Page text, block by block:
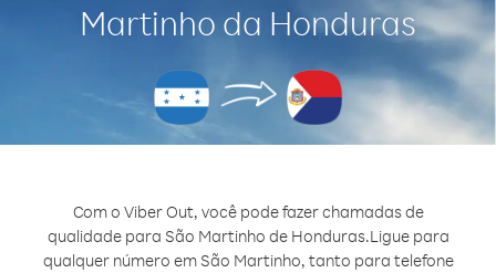
Martinho da Honduras
Com o Viber Out, você pode fazer chamadas de
qualidade para São Martinho de Honduras.Ligue para
qualquer número em São Martinho, tanto para telefone